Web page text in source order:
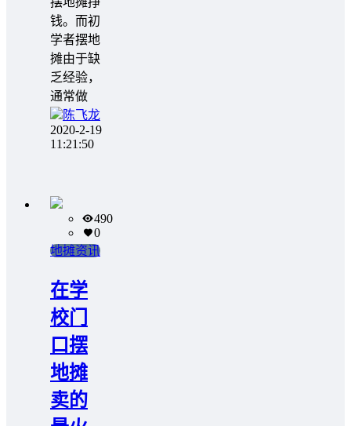
钱。而初
学者摆地
摊由于缺
乏经验，
通常做
陈飞龙
2020-2-19
11:21:50
490
0
地摊资讯
在学
校门
口摆
地摊
卖的